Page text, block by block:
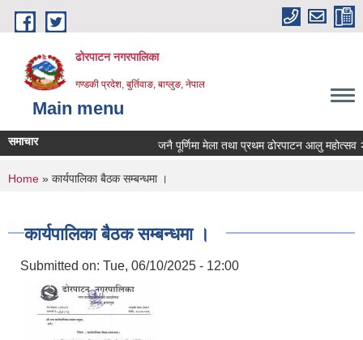
Skip to main content
ढोरपाटन नगरपालिका
गण्डकी प्रदेश, बुर्तिवाङ, बाग्लुङ, नेपाल
Main menu
समाचार जनै पूर्णिमा मेला तथा प्रथम ढोरपाटन आलु
You are here
Home » कार्यपालिका बैठक सम्बन्धमा ।
कार्यपालिका बैठक सम्बन्धमा ।
Submitted on: Tue, 06/10/2025 - 12:00